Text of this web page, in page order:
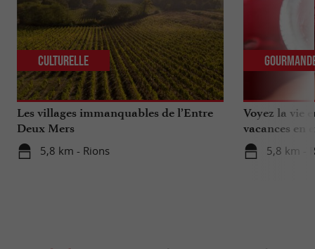
Les villages immanquables de l’Entre
Deux Mers
5,8 km - Rions
Culturelle
Voyez la vie
vacances en
5,8 km -